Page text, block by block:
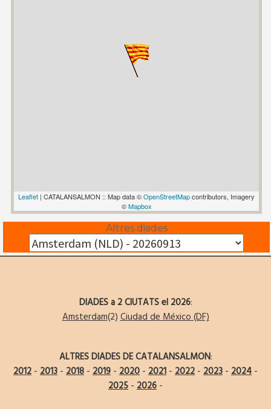
Leaflet | CATALANSALMON :: Map data ©OpenStreetMapcontributors, Imagery
©Mapbox
Altres diades
DIADES a 2 CIUTATS el 2026:
Amsterdam(2)Ciudad de México (DF)
ALTRES DIADES DE CATALANSALMON:
2012 - 2013 - 2018 - 2019 - 2020 - 2021 - 2022 - 2023 - 2024 -
2025 - 2026 -